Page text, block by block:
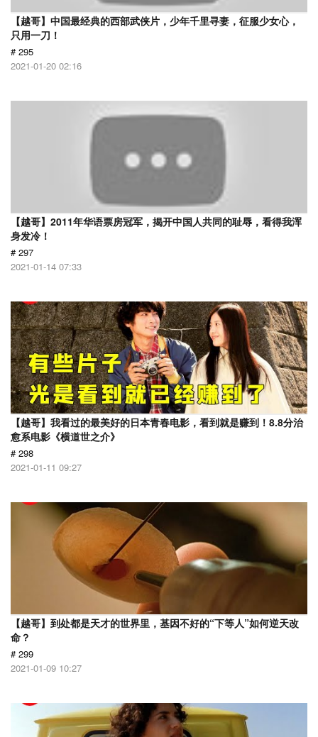
【越哥】中国最经典的西部武侠片，少年千里寻妻，征服少女心，
只用一刀！
# 295
2021-01-20 02:16
【越哥】2011年华语票房冠军，揭开中国人共同的耻辱，看得我浑
身发冷！
# 297
2021-01-14 07:33
【越哥】我看过的最美好的日本青春电影，看到就是赚到！8.8分治
愈系电影《横道世之介》
# 298
2021-01-11 09:27
【越哥】到处都是天才的世界里，基因不好的“下等人”如何逆天改
命？
# 299
2021-01-09 10:27